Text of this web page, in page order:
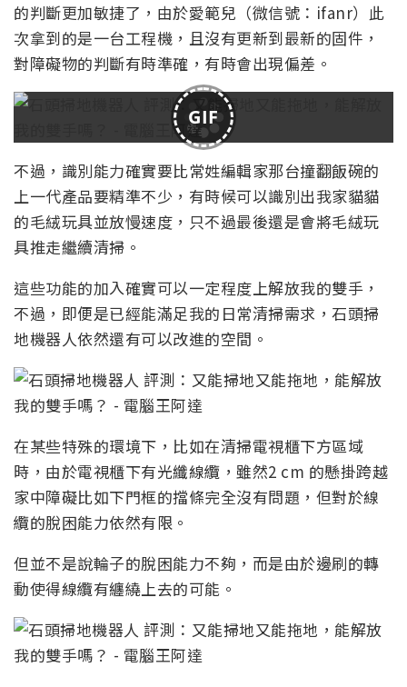
的判斷更加敏捷了，由於愛範兒（微信號：ifanr）此
次拿到的是一台工程機，且沒有更新到最新的固件，
對障礙物的判斷有時準確，有時會出現偏差。
GIF
不過，識別能力確實要比常姓編輯家那台撞翻飯碗的
上一代產品要精準不少，有時候可以識別出我家貓貓
的毛絨玩具並放慢速度，只不過最後還是會將毛絨玩
具推走繼續清掃。
這些功能的加入確實可以一定程度上解放我的雙手，
不過，即便是已經能滿足我的日常清掃需求，石頭掃
地機器人依然還有可以改進的空間。
在某些特殊的環境下，比如在清掃電視櫃下方區域
時，由於電視櫃下有光纖線纜，雖然2 cm 的懸掛跨越
家中障礙比如下門框的擋條完全沒有問題，但對於線
纜的脫困能力依然有限。
但並不是說輪子的脫困能力不夠，而是由於邊刷的轉
動使得線纜有纏繞上去的可能。